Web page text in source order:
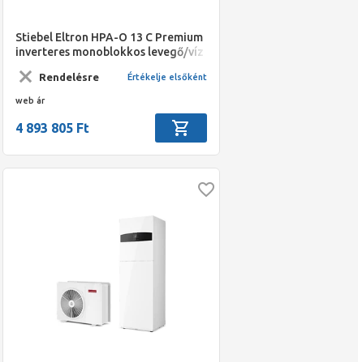
Stiebel Eltron HPA-O 13 C Premium
inverteres monoblokkos levegő/víz
Rendelésre Értékelje elsőként
web ár
4 893 805 Ft